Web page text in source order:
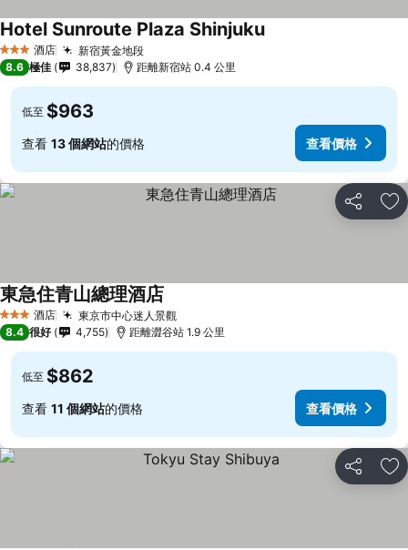
3 星級 酒店 新宿黃金地段
Hotel Sunroute Plaza Shinjuku
8.6 極佳 38,837 距離新宿站 0.4 公里
低至 $963
查看 13 個網站的價格 查看價格
分享 放
3 星級 酒店 東京市中心迷人景觀
東急住青山總理酒店
8.4 很好 4,755 距離澀谷站 1.9 公里
低至 $862
查看 11 個網站的價格 查看價格
分享 放